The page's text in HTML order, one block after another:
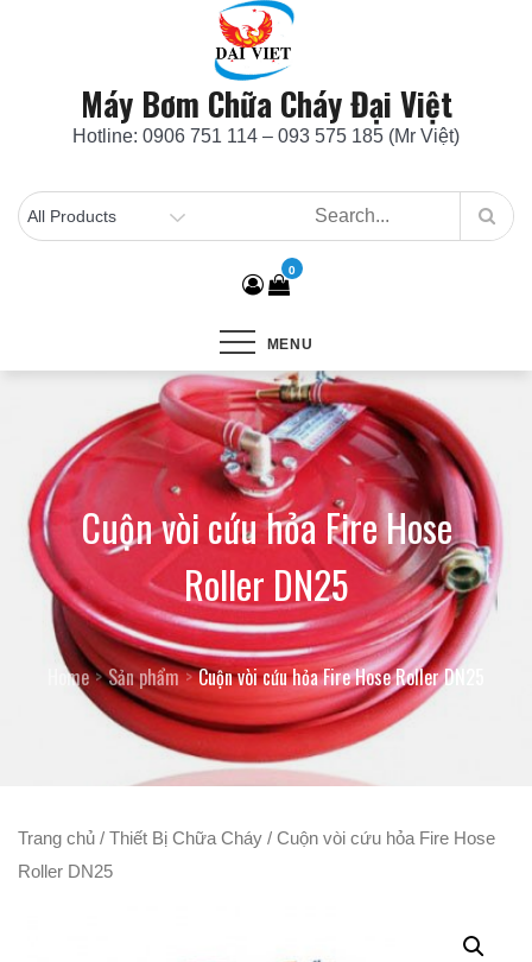
Máy Bơm Chữa Cháy Đại Việt
Hotline: 0906 751 114 – 093 575 185 (Mr Việt)
0
MENU
Cuộn vòi cứu hỏa Fire Hose
Roller DN25
Home Sản phẩm Cuộn vòi cứu hỏa Fire Hose Roller DN25
Trang chủ / Thiết Bị Chữa Cháy / Cuộn vòi cứu hỏa Fire Hose
Roller DN25